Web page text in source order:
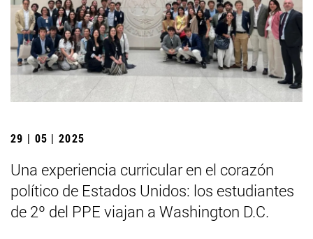
29 | 05 | 2025
Una experiencia curricular en el corazón
político de Estados Unidos: los estudiantes
de 2º del PPE viajan a Washington D.C.